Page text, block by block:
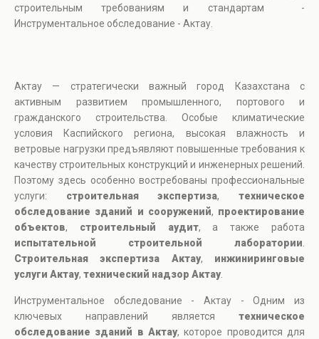
строительным требованиям и стандартам -
Инструментальное обследование - Актау.
Актау — стратегически важный город Казахстана с
активным развитием промышленного, портового и
гражданского строительства. Особые климатические
условия Каспийского региона, высокая влажность и
ветровые нагрузки предъявляют повышенные требования к
качеству строительных конструкций и инженерных решений.
Поэтому здесь особенно востребованы профессиональные
услуги: строительная экспертиза,техническое
обследование зданий и сооружений, проектирование
объектов, строительный аудит, а также работа
испытательной строительной лаборатории
Строительная экспертиза Актау, инжиниринговые
услуги Актау, технический надзор Актау.
Инструментальное обследование - Актау - Одним из
ключевых направлений является техническое
обследование зданий в Актау, которое проводится для